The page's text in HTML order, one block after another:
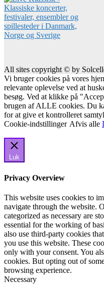
All sites copyright © by
Vi bruger cookies på vores
relevante oplevelse ved at
besøg. Ved at klikke på
brugen af ALLE cookies. Du
for at give et kontrolleret
Cookie-indstillinger Afvis alle
Luk
Privacy Overview
This website uses cookies to
navigate through the website.
categorized as necessary are
essential for the working of
also use third-party cookies
you use this website. These
only with your consent. You
cookies. But opting out of
browsing experience.
Necessary